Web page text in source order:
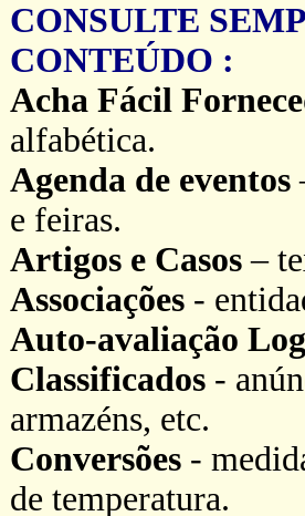
CONSULTE
CONTEÚDO :
Acha Fácil
alfabética.
Agenda de eventos
e feiras.
Artigos e Casos –
Associações -
Auto-avaliação Log
Classificados -
armazéns, etc.
Conversões -
de temperatura.